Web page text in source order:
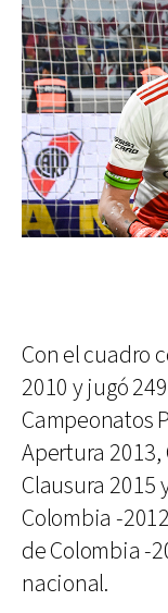
Con el cuadro
2010 y jugó
Campeonatos
Apertura 2013,
Clausura 2015
Colombia -
de Colombia -
nacional.